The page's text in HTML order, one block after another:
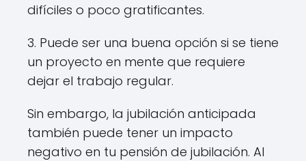
difíciles o poco gratificantes.
3. Puede ser una buena opción si se tiene
un proyecto en mente que requiere
dejar el trabajo regular.
Sin embargo, la jubilación anticipada
también puede tener un impacto
negativo en tu pensión de jubilación. Al